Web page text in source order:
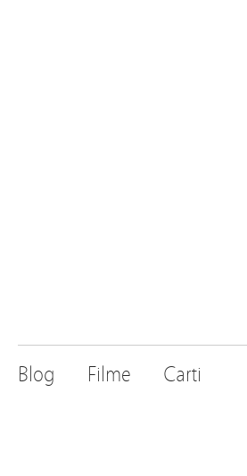
Blog Filme Carti